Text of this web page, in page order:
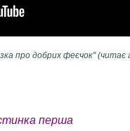
про добрих феєчок" (читає
перша